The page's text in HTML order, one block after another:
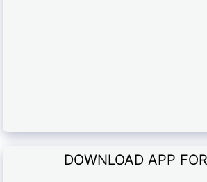
DOWNLOAD APP